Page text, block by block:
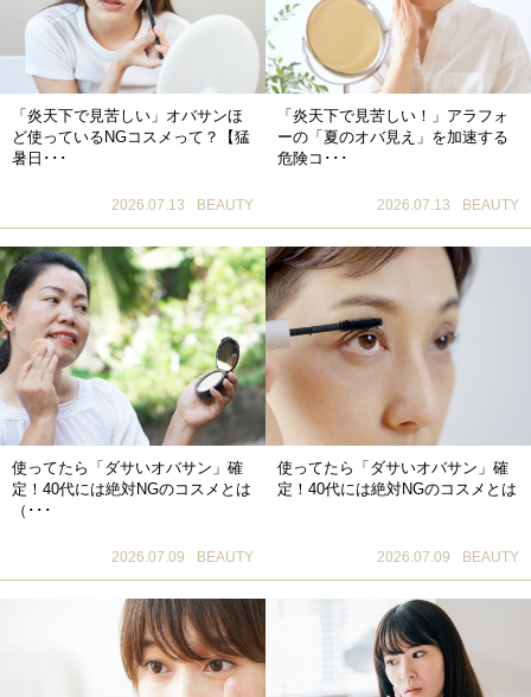
「炎天下で見苦しい」オバサンほ
ど使っているNGコスメって？【猛
暑日･･･
2026.07.13 BEAUTY
「炎天下で見苦しい！」アラフォ
ーの「夏のオバ見え」を加速する
危険コ･･･
2026.07.13 BEAUTY
使ってたら「ダサいオバサン」確
定！40代には絶対NGのコスメとは
（･･･
2026.07.09 BEAUTY
使ってたら「ダサいオバサン」確
定！40代には絶対NGのコスメとは
2026.07.09 BEAUTY